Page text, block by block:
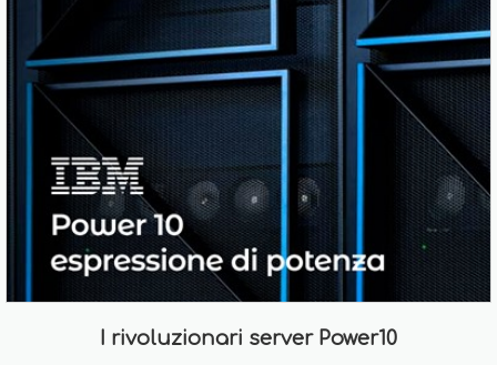
I rivoluzionari server Power10